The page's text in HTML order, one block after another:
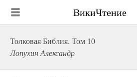
ВикиЧтение
Толковая Библия. Том 10
Лопухин Александр